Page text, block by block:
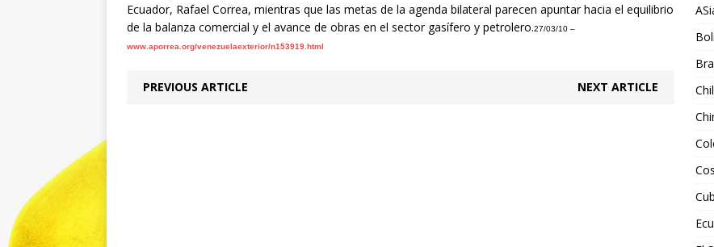
Ecuador, Rafael Correa, mientras que las metas de la agenda bilateral parecen apuntar hacia el equilibrio
de la balanza comercial y el avance de obras en el sector gasífero y petrolero.27/03/10 –
www.aporrea.org/venezuelaexterior/n153919.html
PREVIOUS ARTICLE NEXT ARTICLE